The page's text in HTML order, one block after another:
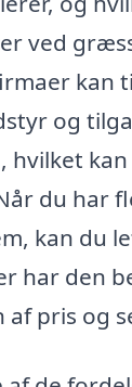
ved
kan
og
hvilket
du har
kan du
har den
pris og